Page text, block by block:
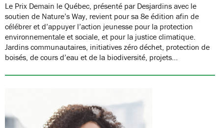
Le Prix Demain le Québec, présenté par Desjardins avec le
soutien de Nature’s Way, revient pour sa 8e édition afin de
célébrer et d’appuyer l’action jeunesse pour la protection
environnementale et sociale, et pour la justice climatique.
Jardins communautaires, initiatives zéro déchet, protection de
boisés, de cours d’eau et de la biodiversité, projets…